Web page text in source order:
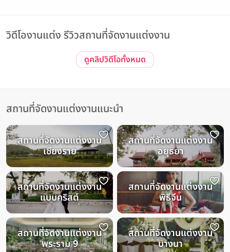
วิดีโองานแต่ง รีวิวสถานที่จัดงานแต่งงาน
Event | ประทับใจไม่รู้จบ! รวมภาพบรรยากาศงาน The Magical of
ดูคลิปวิดีโอทั้งหมด
สถานที่จัดงานแต่งงานแนะนำ
สถานที่จัดงานแต่งงาน
เชียงราย
สถานที่จัดงานแต่งงาน
อยุธยา
สถานที่จัดงานแต่งงาน
แบบคริสต์
สถานที่จัดงานแต่งงาน
พิธีจีน
สถานที่จัดงานแต่งงาน
พระราม 9
สถานที่จัดงานแต่งงาน
บางนา